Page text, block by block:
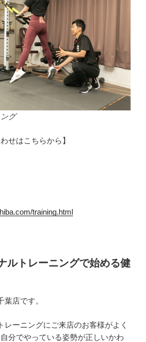
グ
せはこちらから】
training.html
ルトレーニングで始める健
店です。
レーニングにご来店のお客様がよく
分でやっている姿勢が正しいかわ